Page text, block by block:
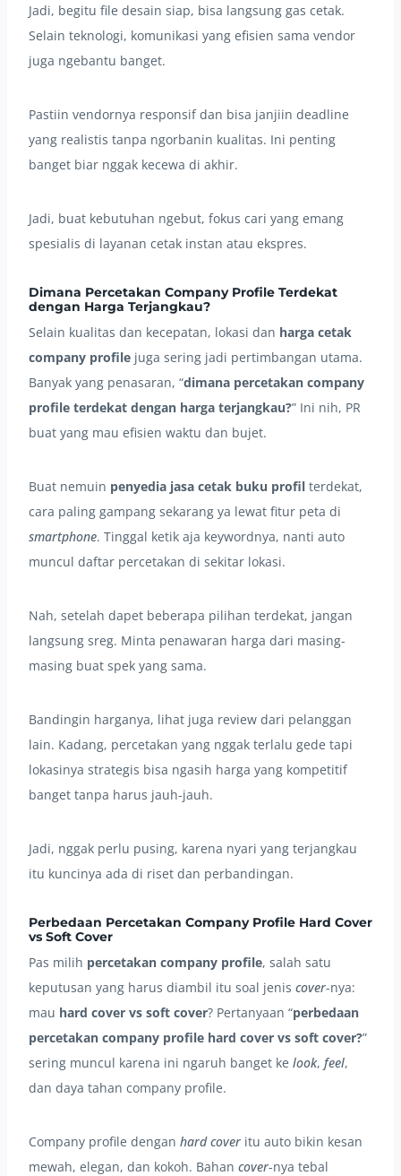
Jadi, begitu file desain siap, bisa langsung gas cetak.
Selain teknologi, komunikasi yang efisien sama vendor
juga ngebantu banget.
Pastiin vendornya responsif dan bisa janjiin deadline
yang realistis tanpa ngorbanin kualitas. Ini penting
banget biar nggak kecewa di akhir.
Jadi, buat kebutuhan ngebut, fokus cari yang emang
spesialis di layanan cetak instan atau ekspres.
Dimana Percetakan Company Profile Terdekat
dengan Harga Terjangkau?
Selain kualitas dan kecepatan, lokasi dan harga cetak
company profile juga sering jadi pertimbangan utama.
Banyak yang penasaran, “dimana percetakan company
profile terdekat dengan harga terjangkau?” Ini nih, PR
buat yang mau efisien waktu dan bujet.
Buat nemuin penyedia jasa cetak buku profil terdekat,
cara paling gampang sekarang ya lewat fitur peta di
smartphone. Tinggal ketik aja keywordnya, nanti auto
muncul daftar percetakan di sekitar lokasi.
Nah, setelah dapet beberapa pilihan terdekat, jangan
langsung sreg. Minta penawaran harga dari masing-
masing buat spek yang sama.
Bandingin harganya, lihat juga review dari pelanggan
lain. Kadang, percetakan yang nggak terlalu gede tapi
lokasinya strategis bisa ngasih harga yang kompetitif
banget tanpa harus jauh-jauh.
Jadi, nggak perlu pusing, karena nyari yang terjangkau
itu kuncinya ada di riset dan perbandingan.
Perbedaan Percetakan Company Profile Hard Cover
vs Soft Cover
Pas milih percetakan company profile, salah satu
keputusan yang harus diambil itu soal jenis cover-nya:
mau hard cover vs soft cover? Pertanyaan “perbedaan
percetakan company profile hard cover vs soft cover?”
sering muncul karena ini ngaruh banget ke look, feel,
dan daya tahan company profile.
Company profile dengan hard cover itu auto bikin kesan
mewah, elegan, dan kokoh. Bahan cover-nya tebal